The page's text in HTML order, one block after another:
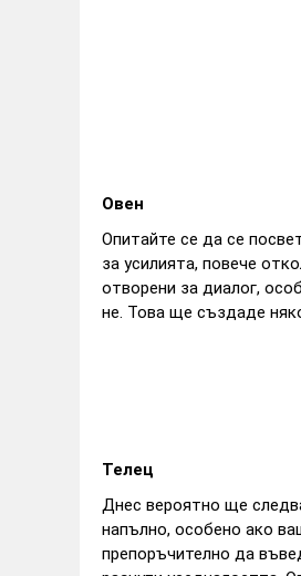
Овен
Опитайте се да се
за усилията, повече
отворени за диалог,
не. Това ще създаде
Телец
Днес вероятно ще
напълно, особено ако
препоръчително да